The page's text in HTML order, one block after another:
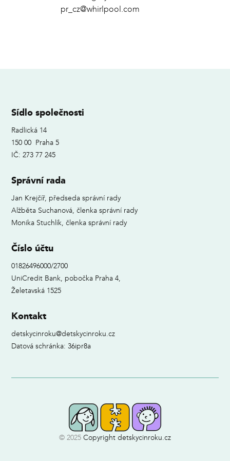
pr_cz@whirlpool.com
Sídlo společnosti
Radlická 14
150 00 Praha 5
IČ: 273 77 245
Správní rada
Jan Krejčíř, předseda správní rady
Alžběta Suchanová, členka správní rady
Monika Stuchlík, členka správní rady
Číslo účtu
01826496000/2700
UniCredit Bank, pobočka Praha 4,
Želetavská 1525
Kontakt
detskycinroku@detskycinroku.cz
Datová schránka: 36ipr8a
© 2025 Copyright detskycinroku.cz